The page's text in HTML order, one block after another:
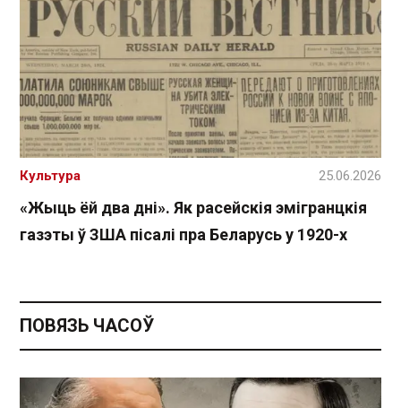
«Жыць ёй два дні». Як расейскія эмігранцкія
газэты ў ЗША пісалі пра Беларусь у 1920-х
Культура 25.06.2026
ПОВЯЗЬ ЧАСОЎ